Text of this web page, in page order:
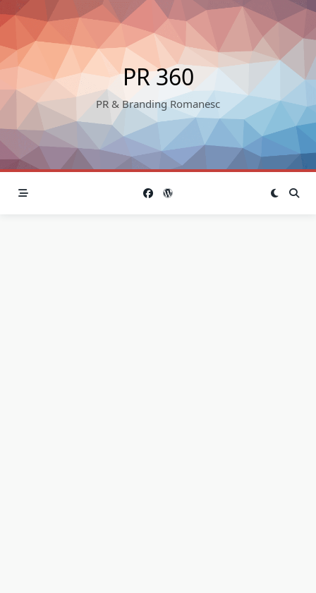
Skip
to
content
PR 360
PR & Branding Romanesc